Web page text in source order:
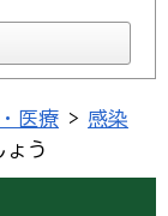
医療 > 感染
ょう